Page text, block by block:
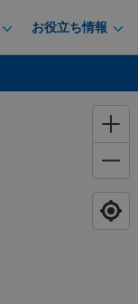
お役立ち情報